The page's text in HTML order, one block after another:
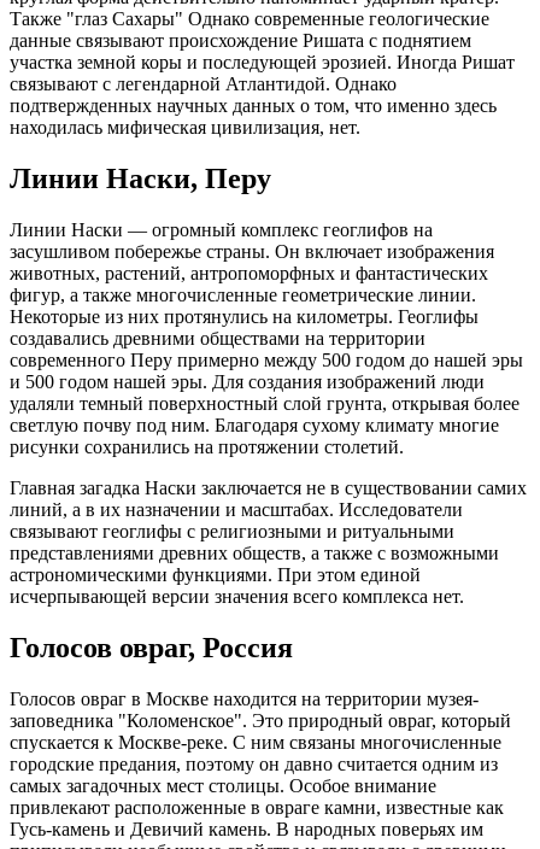
Также "глаз Сахары" Однако современные геологические
данные связывают происхождение Ришата с поднятием
участка земной коры и последующей эрозией. Иногда Ришат
связывают с легендарной Атлантидой. Однако
подтвержденных научных данных о том, что именно здесь
находилась мифическая цивилизация, нет.
Линии Наски, Перу
Линии Наски — огромный комплекс геоглифов на
засушливом побережье страны. Он включает изображения
животных, растений, антропоморфных и фантастических
фигур, а также многочисленные геометрические линии.
Некоторые из них протянулись на километры. Геоглифы
создавались древними обществами на территории
современного Перу примерно между 500 годом до нашей эры
и 500 годом нашей эры. Для создания изображений люди
удаляли темный поверхностный слой грунта, открывая более
светлую почву под ним. Благодаря сухому климату многие
рисунки сохранились на протяжении столетий.
Главная загадка Наски заключается не в существовании самих
линий, а в их назначении и масштабах. Исследователи
связывают геоглифы с религиозными и ритуальными
представлениями древних обществ, а также с возможными
астрономическими функциями. При этом единой
исчерпывающей версии значения всего комплекса нет.
Голосов овраг, Россия
Голосов овраг в Москве находится на территории музея-
заповедника "Коломенское". Это природный овраг, который
спускается к Москве-реке. С ним связаны многочисленные
городские предания, поэтому он давно считается одним из
самых загадочных мест столицы. Особое внимание
привлекают расположенные в овраге камни, известные как
Гусь-камень и Девичий камень. В народных поверьях им